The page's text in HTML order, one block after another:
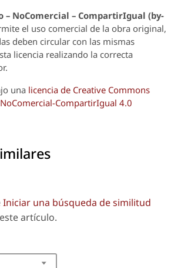
– NoComercial – CompartirIgual (by-
el uso comercial de la obra original,
deben circular con las mismas
licencia realizando la correcta
una licencia de Creative Commons
CompartirIgual 4.0
Iniciar una búsqueda de similitud
artículo.